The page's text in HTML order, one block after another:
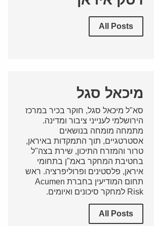
All Posts
מיכאל סגל
סא"ל מיכאל סגל, חוקר בכיר במרכז
הירושלמי לענייני ציבור ומדינה.
מתמחה מומחה בנושאים
אסטרטגיים, תוך התמקדות באיראן,
טרור והמזרח התיכון, שירת בצה"ל
בחטיבת המחקר באמ"ן בתחומי
איראן, פלסטינים ופרוליפרציה. ראש
תחום המודיעין בחברת Acumen
Risk למחקר סיכונים ואיומים.
All Posts